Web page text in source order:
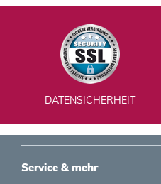
DATENSICHERHEIT
Service & mehr